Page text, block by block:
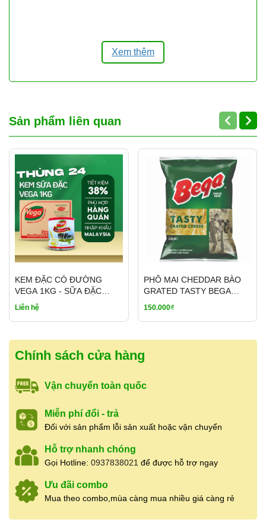
Năng lượng: ~588 kcal
Protein: ~25g
Carbohydrate: ~20g
CÁCH DÙNG:
– Dùng để phết với bánh mỳ ăn sáng, trộn
cùng mứt hoa quả cũng rất ngon. Có thể
cho bơ lạc vào vài lát táo hoặc lê.
– Dùng làm nước sốt dưới thịt, cá nướng.
– Pha nước chấm gỏi cuốn
– Nấu súp
– Làm gia vị cho món xốt, nước xốt và ăn
kèm với các loại thức ăn ưa thích khác.
món ăn có sử dụng bơ bình thường. Nhất là
các món bánh cookies và brownies.
BẢO QUẢN: Để nơi khô ráo, thoáng mát.
Đậy kín sau khi mở nắp. Có thể bảo quản
trong tủ lạnh đến 6 tháng sau khi đã ở nắp.
THÔNG TIN CỬA HÀNG GIA VỊ ÚT XINH
Xem thêm
Sản phẩm liên quan
KEM ĐẶC CÓ ĐƯỜNG
VEGA 1KG - SỮA ĐẶC
MALAYSIA (THÙNG 24
LON)
Liên hệ
PHÔ MAI CHEDDAR BÀO
GRATED TASTY BEGA
150.000₫
Chính sách cửa hàng
Vận chuyển toàn quốc
Miễn phí đổi - trả
Đối với sản phẩm lỗi sản xuất hoặc vận chuyển
Hỗ trợ nhanh chóng
Gọi Hotline: 0937838021 để được hỗ trợ ngay
Ưu đãi combo
Mua theo combo,mùa càng mua nhiều giá càng rẻ